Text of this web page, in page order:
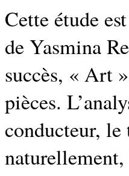
Cette étude
de Yasmina
succès, « Art
pièces.
conducteur, le
naturellement,